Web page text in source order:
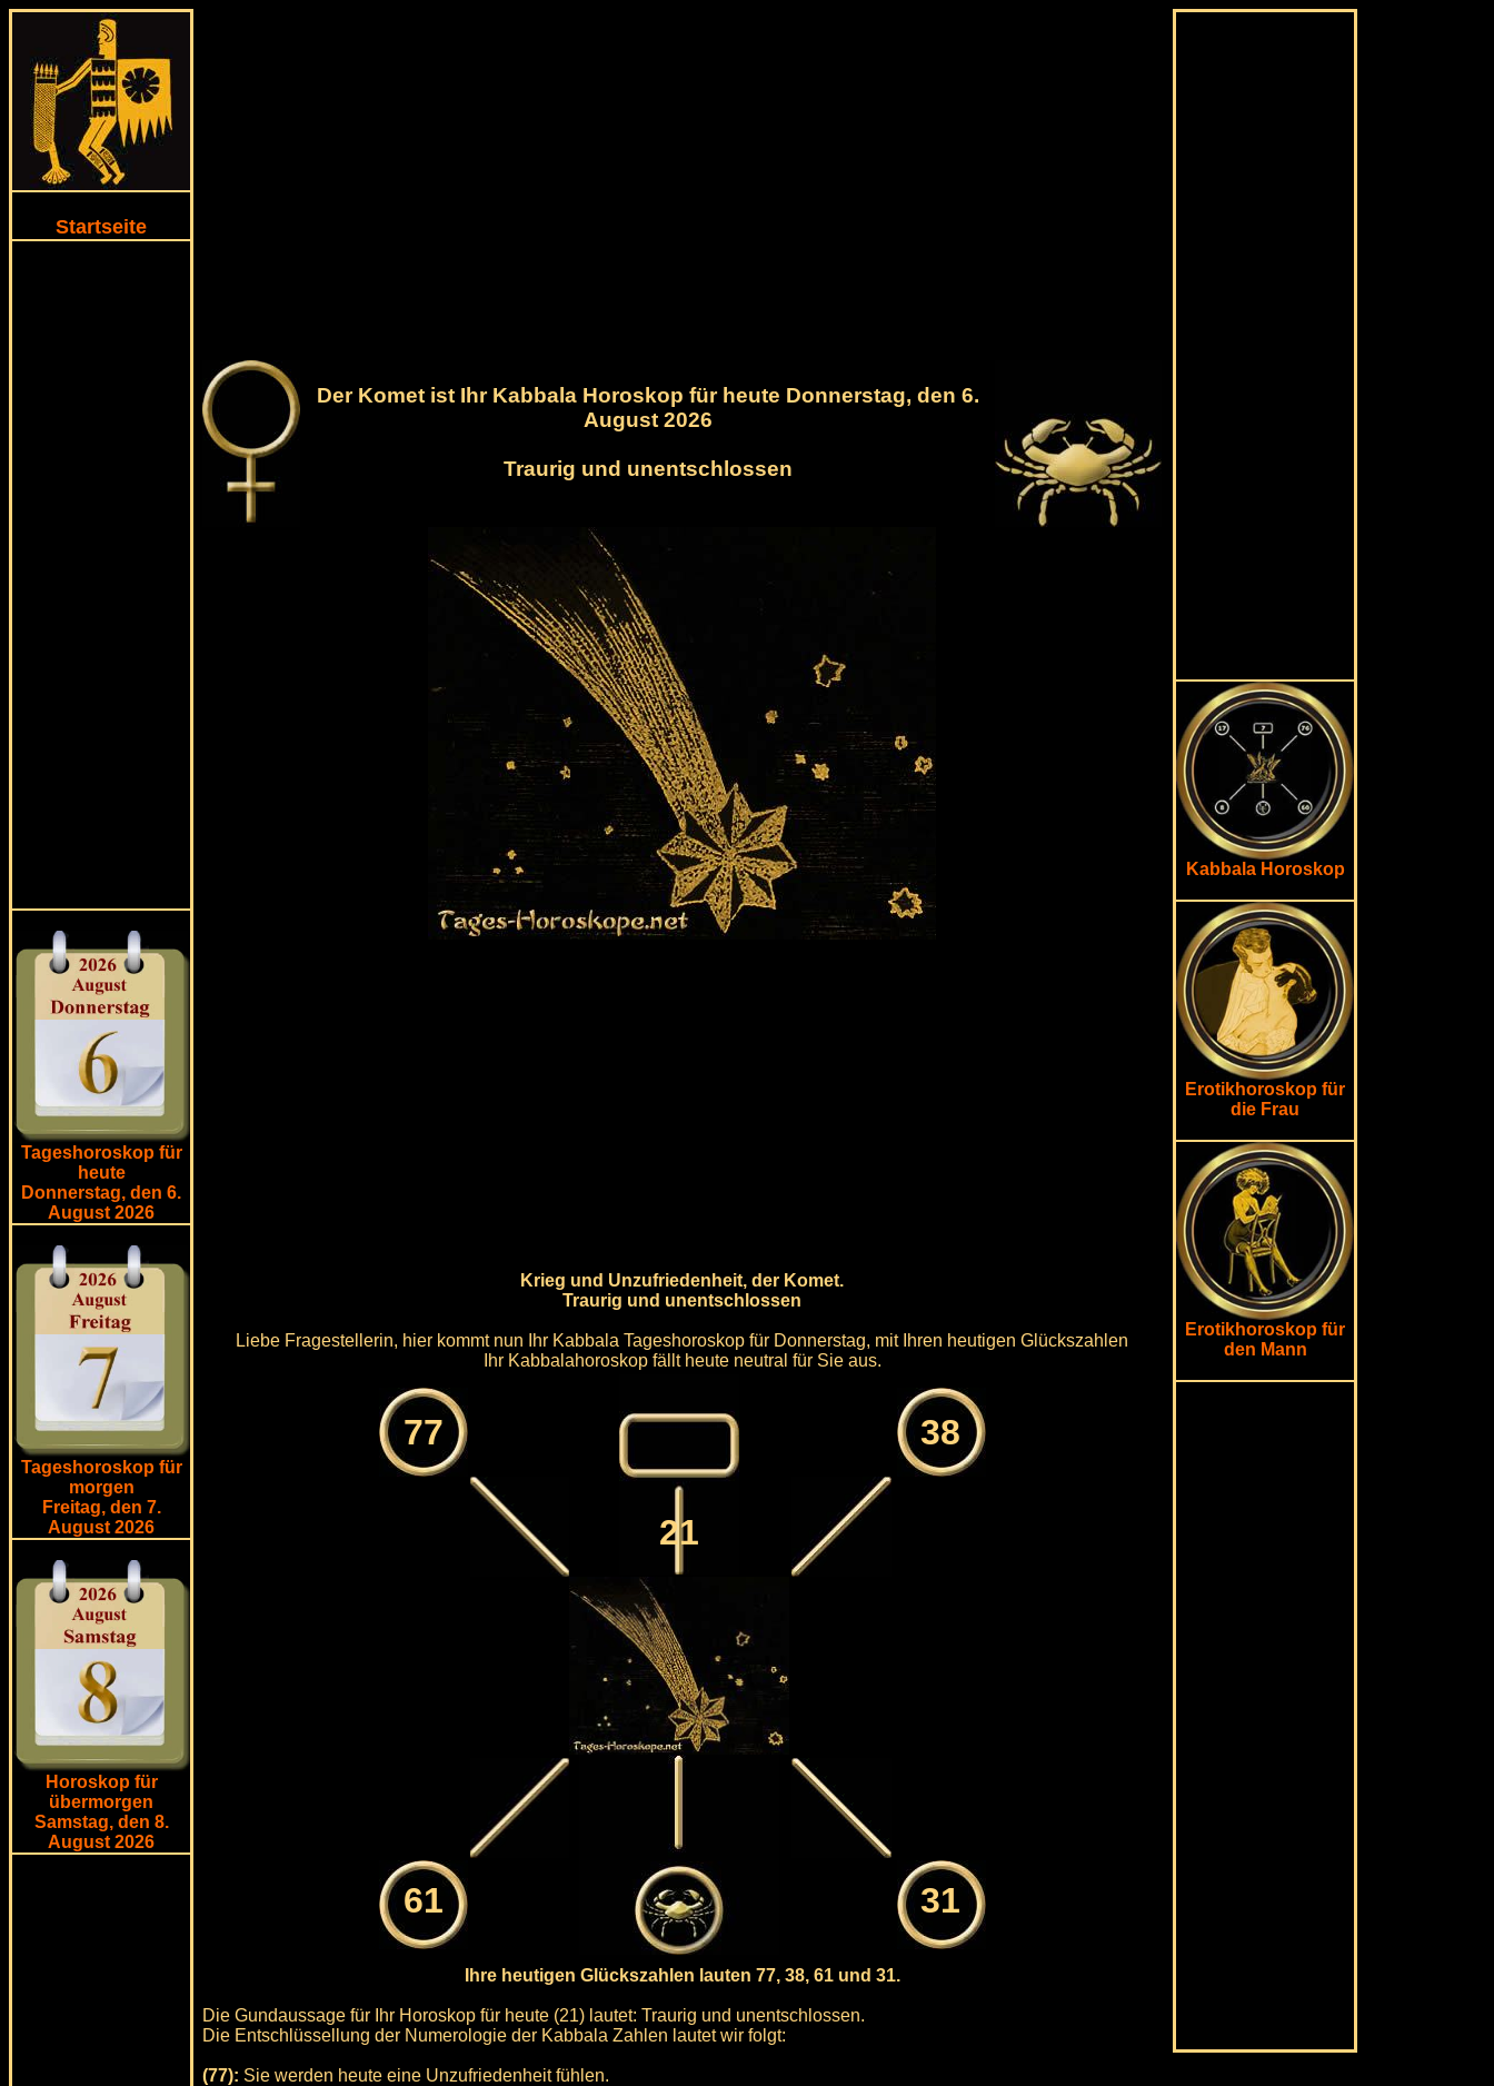
Startseite
Tageshoroskop für
heute
Donnerstag, den 6.
August 2026
Tageshoroskop für
morgen
Freitag, den 7.
August 2026
Horoskop für
übermorgen
Samstag, den 8.
August 2026
Der Komet ist Ihr Kabbala Horoskop für heute Donnerstag, den 6.
August 2026
Traurig und unentschlossen
Krieg und Unzufriedenheit, der Komet.
Traurig und unentschlossen
Liebe Fragestellerin, hier kommt nun Ihr Kabbala Tageshoroskop für Donnerstag, mit Ihren heutigen Glückszahlen
Ihr Kabbalahoroskop fällt heute neutral für Sie aus.
77
21
38
61 31
Ihre heutigen Glückszahlen lauten 77, 38, 61 und 31.
Die Gundaussage für Ihr Horoskop für heute (21) lautet: Traurig und unentschlossen.
Die Entschlüssellung der Numerologie der Kabbala Zahlen lautet wir folgt:
(77): Sie werden heute eine Unzufriedenheit fühlen.
Kabbala Horoskop
Erotikhoroskop für
die Frau
Erotikhoroskop für
den Mann